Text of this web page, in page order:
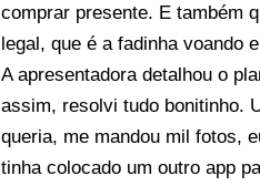
comprar presente. E também
legal, que é a fadinha voando
A apresentadora detalhou o
assim, resolvi tudo bonitinho.
queria, me mandou mil fotos,
tinha colocado um outro app